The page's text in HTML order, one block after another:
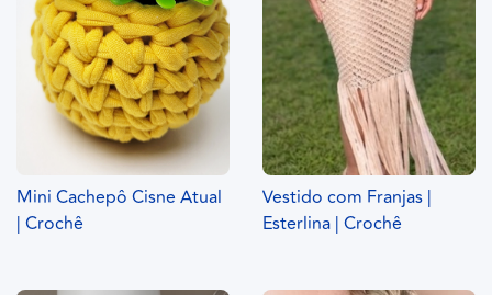
Mini Cachepô Cisne Atual
| Crochê
Vestido com Franjas |
Esterlina | Crochê